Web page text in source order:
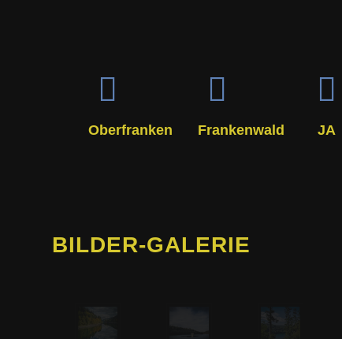
Oberfranken Frankenwald JA
BILDER-GALERIE